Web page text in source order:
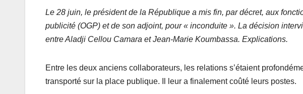
Le 28 juin, le président de la République a mis fin, par décret, aux
publicité (OGP) et de son adjoint, pour « inconduite ». La décision
entre Aladji Cellou Camara et Jean-Marie Koumbassa. Explications.
Entre les deux anciens collaborateurs, les relations s’étaient
transporté sur la place publique. Il leur a finalement coûté leurs postes.